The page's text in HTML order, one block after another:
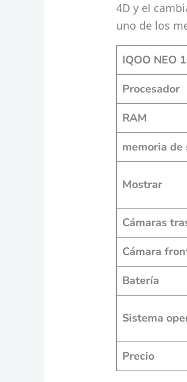
4D y el
uno de los
IQOO NEO
Procesador
RAM
memoria
Mostrar
Cámaras
Cámara
Batería
Sistema
Precio